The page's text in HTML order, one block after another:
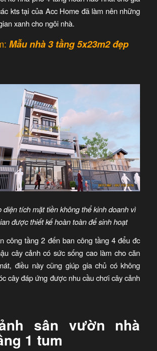
kts tại của Acc Home đã làm nên những
xanh cho ngôi nhà.
Mẫu nhà 3 tầng 5x23m2 đẹp
diện tích mặt tiền không thể kinh doanh vì
được thiết kế hoàn toàn để sinh hoạt
công tầng 2 đến ban công tầng 4 đểu đc
cây cảnh có sức sống cao làm cho căn
điều này cũng giúp gia chủ có không
cây đáp ứng được nhu cầu chơi cây cảnh
sân vườn nhà
1 tum